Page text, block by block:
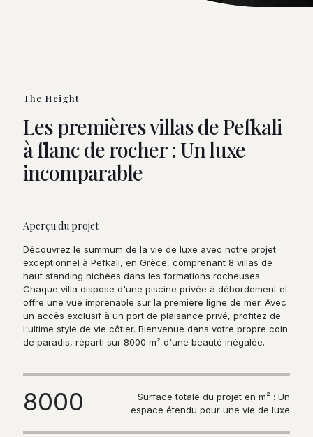
The Height
Les premières villas de Pefkali
à flanc de rocher : Un luxe
incomparable
Aperçu du projet
Découvrez le summum de la vie de luxe avec notre projet
exceptionnel à Pefkali, en Grèce, comprenant 8 villas de
haut standing nichées dans les formations rocheuses.
Chaque villa dispose d'une piscine privée à débordement et
offre une vue imprenable sur la première ligne de mer. Avec
un accès exclusif à un port de plaisance privé, profitez de
l'ultime style de vie côtier. Bienvenue dans votre propre coin
de paradis, réparti sur 8000 m² d'une beauté inégalée.
8000
Surface totale du projet en m² : Un
espace étendu pour une vie de luxe